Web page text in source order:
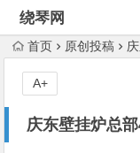
绕琴网
首页 原创投稿
庆东壁挂炉总
A+